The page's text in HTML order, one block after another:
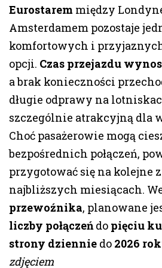
Eurostarem między
Amsterdamem pozostaje
komfortowych i
opcji. Czas przejazdu
a brak konieczności
długie odprawy na
szczególnie atrakcyjną dla
Choć pasażerowie mogą
bezpośrednich połączeń,
przygotować się na kolejne
najbliższych miesiącach.
przewoźnika, planowane
liczby połączeńdo pięciu
strony dziennie do 2026
zdjęciem